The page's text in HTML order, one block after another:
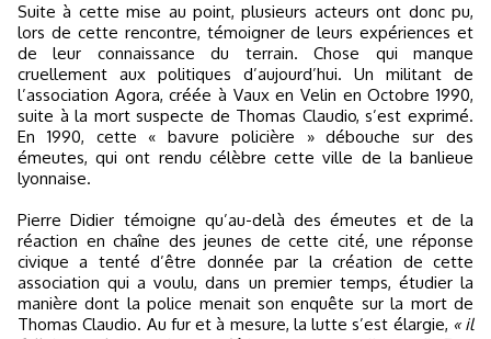
Suite à cette mise au point, plusieurs acteurs ont donc pu,
lors de cette rencontre, témoigner de leurs expériences et
de leur connaissance du terrain. Chose qui manque
cruellement aux politiques d’aujourd’hui. Un militant de
l’association Agora, créée à Vaux en Velin en Octobre 1990,
suite à la mort suspecte de Thomas Claudio, s’est exprimé.
En 1990, cette « bavure policière » débouche sur des
émeutes, qui ont rendu célèbre cette ville de la banlieue
lyonnaise.
Pierre Didier témoigne qu’au-delà des émeutes et de la
réaction en chaîne des jeunes de cette cité, une réponse
civique a tenté d’être donnée par la création de cette
association qui a voulu, dans un premier temps, étudier la
manière dont la police menait son enquête sur la mort de
Thomas Claudio. Au fur et à mesure, la lutte s’est élargie, « il